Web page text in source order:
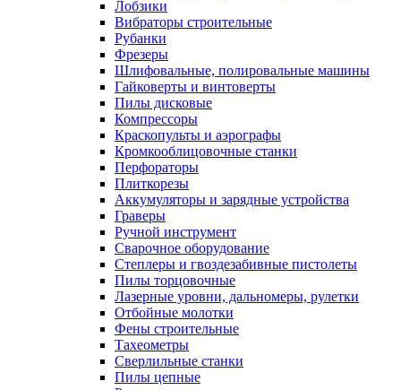
Лобзики
Вибраторы строительные
Рубанки
Фрезеры
Шлифовальные, полировальные машины
Гайковерты и винтоверты
Пилы дисковые
Компрессоры
Краскопульты и аэрографы
Кромкооблицовочные станки
Перфораторы
Плиткорезы
Аккумуляторы и зарядные устройства
Граверы
Ручной инструмент
Сварочное оборудование
Степлеры и гвоздезабивные пистолеты
Пилы торцовочные
Лазерные уровни, дальномеры, рулетки
Отбойные молотки
Фены строительные
Тахеометры
Сверлильные станки
Пилы цепные